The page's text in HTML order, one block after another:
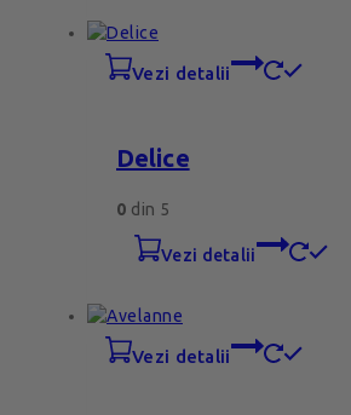
vezi detalii
Delice
0 din 5
vezi detalii
vezi detalii